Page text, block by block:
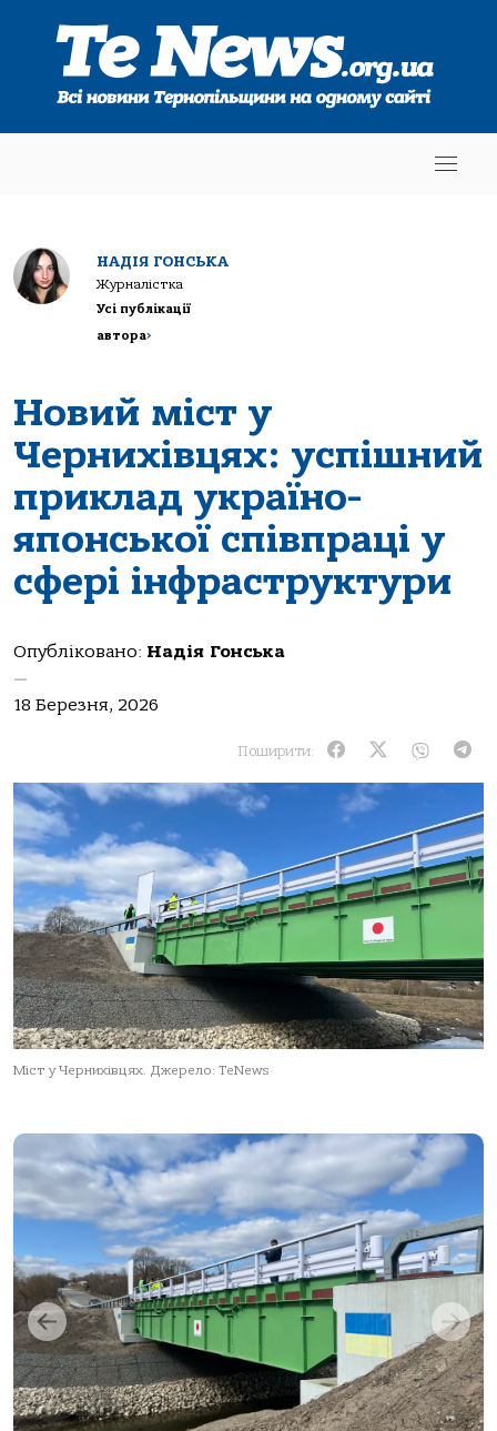
НАДІЯ ГОНСЬКА
Журналістка
Усі публікації
автора>
Новий міст у
Чернихівцях: успішний
приклад україно-
японської співпраці у
сфері інфраструктури
Опубліковано: Надія Гонська
—
18 Березня, 2026
Поширити:
Міст у Чернихівцях. Джерело: TeNews